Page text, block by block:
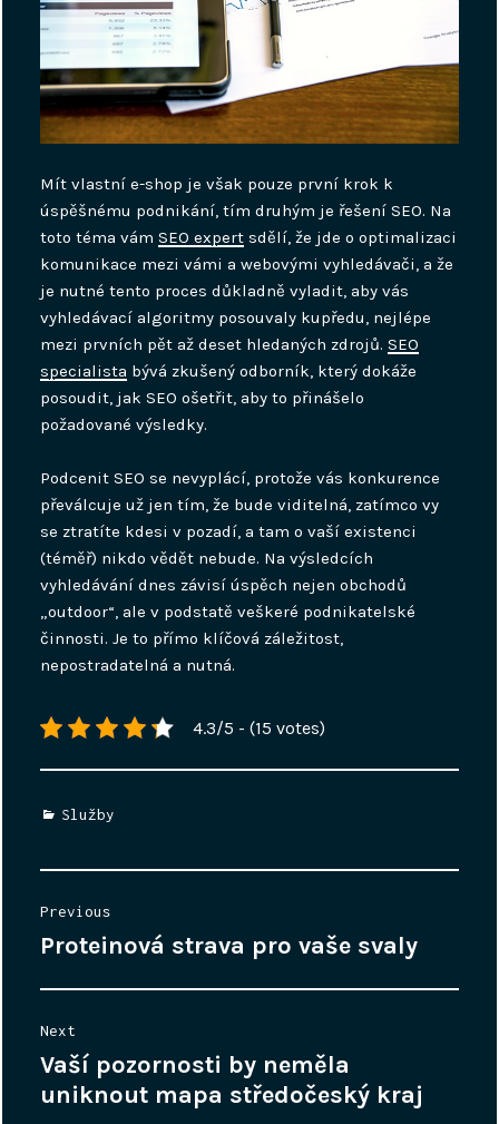
Mít vlastní e-shop je však pouze první krok k
úspěšnému podnikání, tím druhým je řešení SEO. Na
toto téma vámSEO expert sdělí, že jde o optimalizaci
komunikace mezi vámi a webovými vyhledávači, a že
je nutné tento proces důkladně vyladit, aby vás
vyhledávací algoritmy posouvaly kupředu, nejlépe
mezi prvních pět až deset hledaných zdrojů.SEO
specialista bývá zkušený odborník, který dokáže
posoudit, jak SEO ošetřit, aby to přinášelo
požadované výsledky.
Podcenit SEO se nevyplácí, protože vás konkurence
převálcuje už jen tím, že bude viditelná, zatímco vy
se ztratíte kdesi v pozadí, a tam o vaší existenci
(téměř) nikdo vědět nebude. Na výsledcích
vyhledávání dnes závisí úspěch nejen obchodů
„outdoor“, ale v podstatě veškeré podnikatelské
činnosti. Je to přímo klíčová záležitost,
nepostradatelná a nutná.
4.3/5 - (15 votes)
Categories
Služby
Previous
Previous
Proteinová strava pro vaše svaly
Next
Next
post:
Vaší pozornosti by neměla
uniknout mapa středočeský kraj